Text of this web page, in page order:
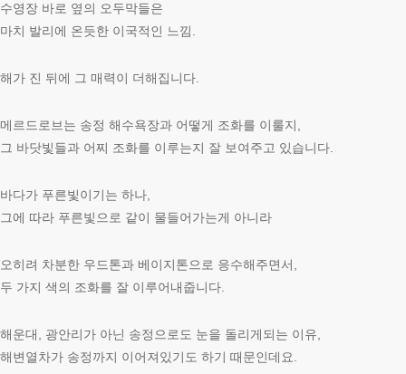
수영장 바로 옆의 오두막들은
마치 발리에 온듯한 이국적인 느낌.
해가 진 뒤에 그 매력이 더해집니다.
메르드로브는 송정 해수욕장과 어떻게 조화를 이룰지,
그 바닷빛들과 어찌 조화를 이루는지 잘 보여주고 있습니다.
바다가 푸른빛이기는 하나,
그에 따라 푸른빛으로 같이 물들어가는게 아니라
오히려 차분한 우드톤과 베이지톤으로 응수해주면서,
두 가지 색의 조화를 잘 이루어내줍니다.
해운대, 광안리가 아닌 송정으로도 눈을 돌리게되는 이유,
해변열차가 송정까지 이어져있기도 하기 때문인데요.